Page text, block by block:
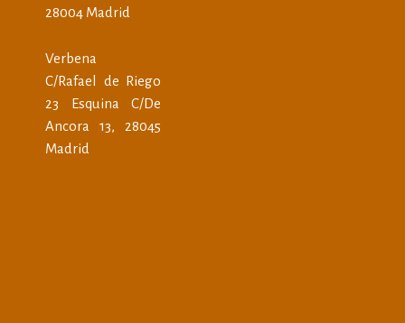
28004 Madrid
Verbena
C/Rafael de Riego
23 Esquina C/De
Ancora 13, 28045
Madrid